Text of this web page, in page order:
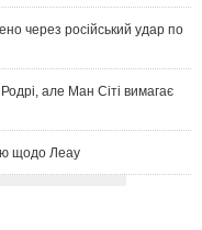
через російський удар по
але Ман Сіті вимагає
щодо Леау